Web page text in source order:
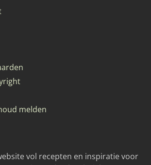
melden
vol recepten en inspiratie voor